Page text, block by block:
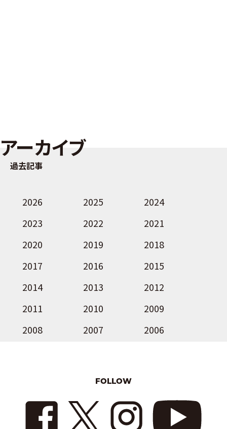
アーカイブ
過去記事
2026 2025
2024
2023
2022
2021
2020
2019
2018
2017
2016
2015
2014
2013
2012
2011
2010
2009
2008
2007 2006
FOLLOW